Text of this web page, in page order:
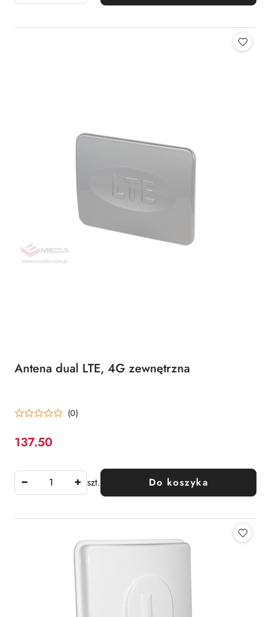
Antena dual LTE, 4G zewnętrzna
(0)
Cena:
137.50
szt. Do koszyka